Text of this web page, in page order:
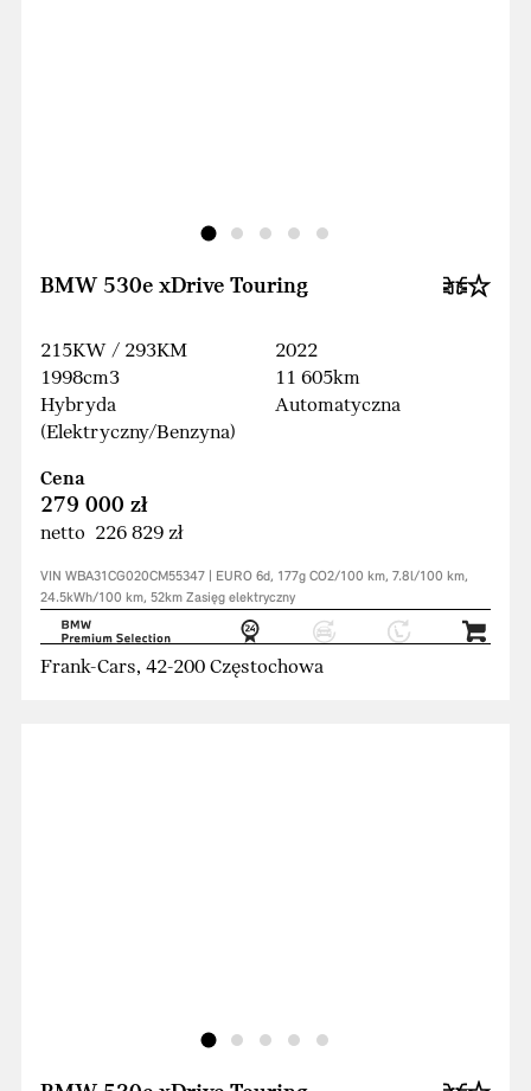
BMW 530e xDrive Touring
215KW / 293KM
1998cm3
Hybryda
(Elektryczny/Benzyna)
2022
11 605km
Automatyczna
Cena
279 000 zł
netto 226 829 zł
VIN WBA31CG020CM55347 | EURO 6d, 177g CO2/100 km, 7.8l/100 km,
24.5kWh/100 km, 52km Zasięg elektryczny
Frank-Cars, 42-200 Częstochowa